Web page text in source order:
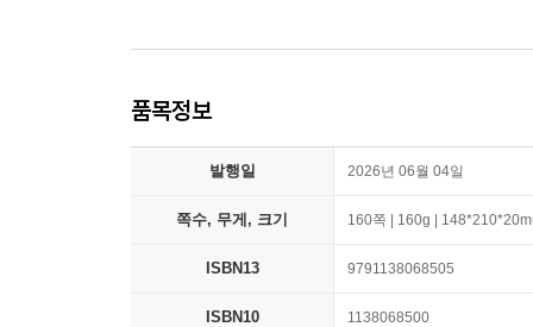
품목정보
발행일 2026년 06월 04일
쪽수, 무게, 크기 160쪽 | 160g |
ISBN13 9791138068505
ISBN10 1138068500